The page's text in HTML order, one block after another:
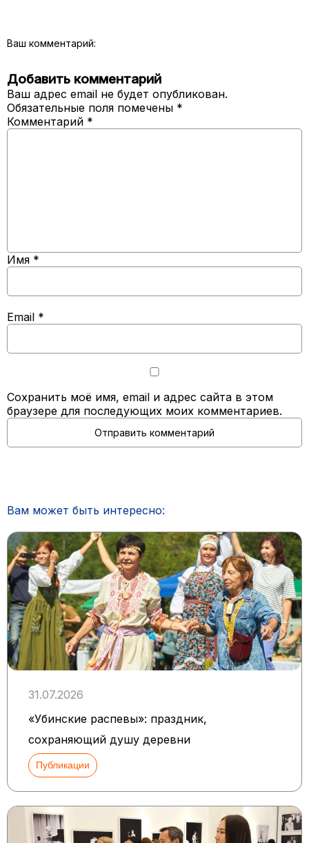
Ваш комментарий:
Добавить комментарий
Ваш адрес email не будет опубликован.
Обязательные поля помечены *
Комментарий *
Имя *
Email *
Сохранить моё имя, email и адрес сайта в этом
браузере для последующих моих комментариев.
Вам может быть интересно:
31.07.2026
«Убинские распевы»: праздник,
сохраняющий душу деревни
Публикации